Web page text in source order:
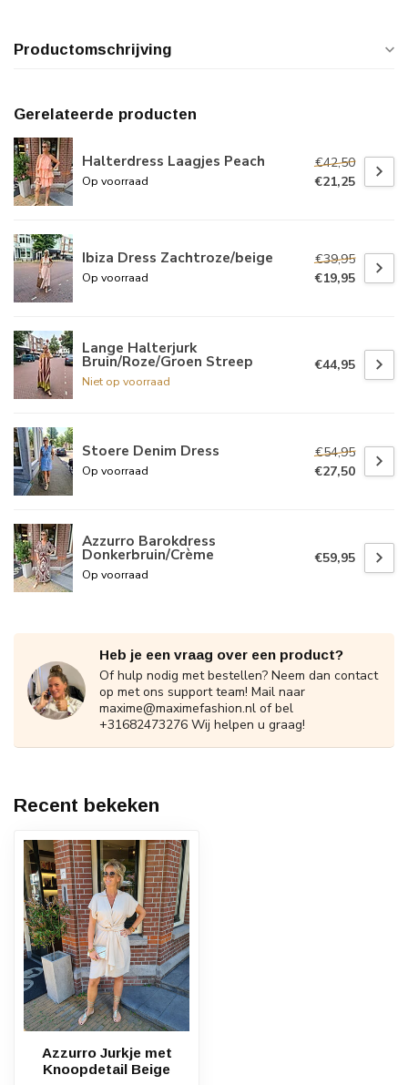
Productomschrijving
Gerelateerde producten
Halterdress Laagjes Peach
Op voorraad
€42,50
€21,25
Ibiza Dress Zachtroze/beige
Op voorraad
€39,95
€19,95
Lange Halterjurk
Bruin/Roze/Groen Streep
Niet op voorraad
€44,95
Stoere Denim Dress
Op voorraad
€54,95
€27,50
Azzurro Barokdress
Donkerbruin/Crème
Op voorraad
€59,95
Heb je een vraag over een product?
Of hulp nodig met bestellen? Neem dan contact
op met ons support team! Mail naar
maxime@maximefashion.nl of bel
+31682473276 Wij helpen u graag!
Recent bekeken
Azzurro Jurkje met
Knoopdetail Beige